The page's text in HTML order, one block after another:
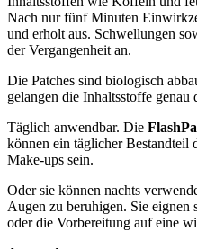
Nach nur fünf Minuten
und erholt aus. Schwellungen
der Vergangenheit an.
Die Patches sind biologisch
gelangen die Inhaltsstoffe
Täglich anwendbar. Die
können ein täglicher Bestandteil
Make-ups sein.
Oder sie können nachts
Augen zu beruhigen. Sie eignen
oder die Vorbereitung auf eine